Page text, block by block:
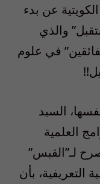
عن بدء
والذي
في علوم
السيد
العلمية
لـ”القبس”
التعريفية، بأن